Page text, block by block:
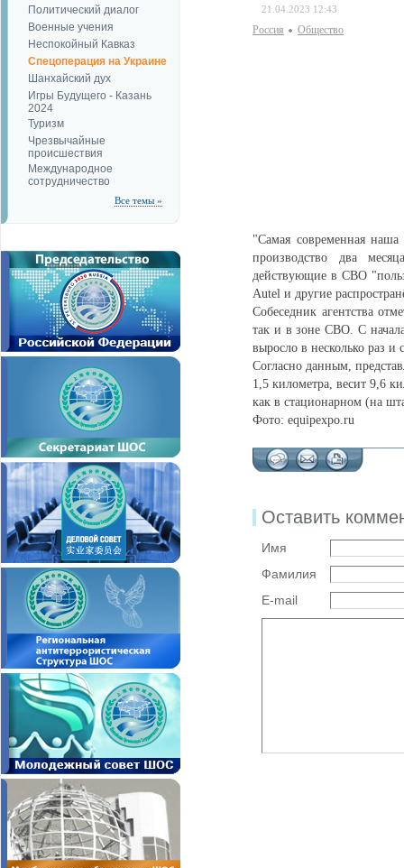
Политический диалог
Военные учения
Неспокойный Кавказ
Спецоперация на Украине
Шанхайский дух
Игры Будущего - Казань
2024
Туризм
Чрезвычайные
происшествия
Международное
сотрудничество
Все темы »
21.04.2023 12:43
Россия Общество
"Самая современная наша
производство два
действующие в СВО
Autel и другие
Собеседник агентства
так и в зоне СВО. С
выросло в несколько раз и
Согласно данным,
1,5 километра, весит 9,6
как в стационарном (на
Фото: equipexpo.ru
Оставить
Имя
Фамилия
E-mail